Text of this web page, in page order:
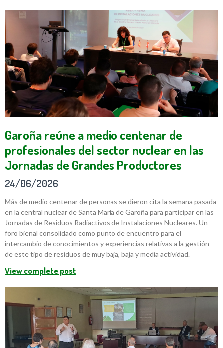
Garoña reúne a medio centenar de
profesionales del sector nuclear en las
Jornadas de Grandes Productores
24/06/2026
Más de medio centenar de personas se dieron cita la semana pasada
en la central nuclear de Santa María de Garoña para participar en las
Jornadas de Residuos Radiactivos de Instalaciones Nucleares. Un
foro bienal consolidado como punto de encuentro para el
intercambio de conocimientos y experiencias relativas a la gestión
de este tipo de residuos de muy baja, baja y media actividad.
View complete post